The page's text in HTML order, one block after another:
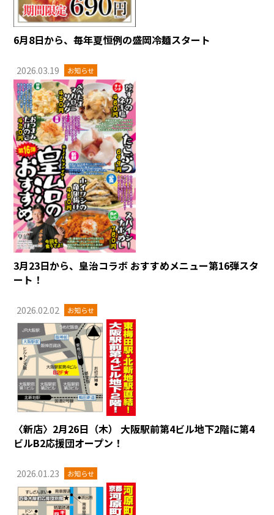
6月8日から、毎年夏恒例の盛岡冷麺スタート
2026.03.19 お知らせ
3月23日から、皇治コラボ おすすめメニュー第16弾スタ
ート！
2026.02.02 お知らせ
〈新店〉2月26日（木） 大阪駅前第4ビル地下2階に第4
ビルB2応援団オープン！
2026.01.23 お知らせ